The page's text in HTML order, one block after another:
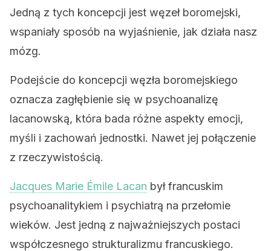
Jedną z tych koncepcji jest węzeł boromejski,
wspaniały sposób na wyjaśnienie, jak działa nasz
mózg.
Podejście do koncepcji węzła boromejskiego
oznacza zagłębienie się w psychoanalizę
lacanowską, która bada różne aspekty emocji,
myśli i zachowań jednostki. Nawet jej połączenie
z rzeczywistością.
Jacques Marie Émile Lacan był francuskim
psychoanalitykiem i psychiatrą na przełomie
wieków. Jest jedną z najważniejszych postaci
współczesnego strukturalizmu francuskiego.